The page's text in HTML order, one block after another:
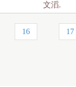
文滔.
16 17